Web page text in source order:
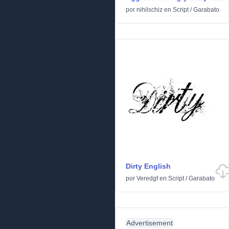
por nihilschiz en Script/Garabato
Dirty English
por Veredgfen Script/Garabato
Advertisement